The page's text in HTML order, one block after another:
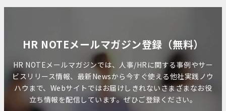
HR NOTEメールマガジン登録（無料）
HR NOTEメールマガジンでは、人事/HRに関する事例やサー
ビスリリース情報、最新Newsから今すぐ使える他社実践ノウ
ハウまで、Webサイトではお届けしきれないさまざまなお役
立ち情報を配信しています。ぜひご登録ください。